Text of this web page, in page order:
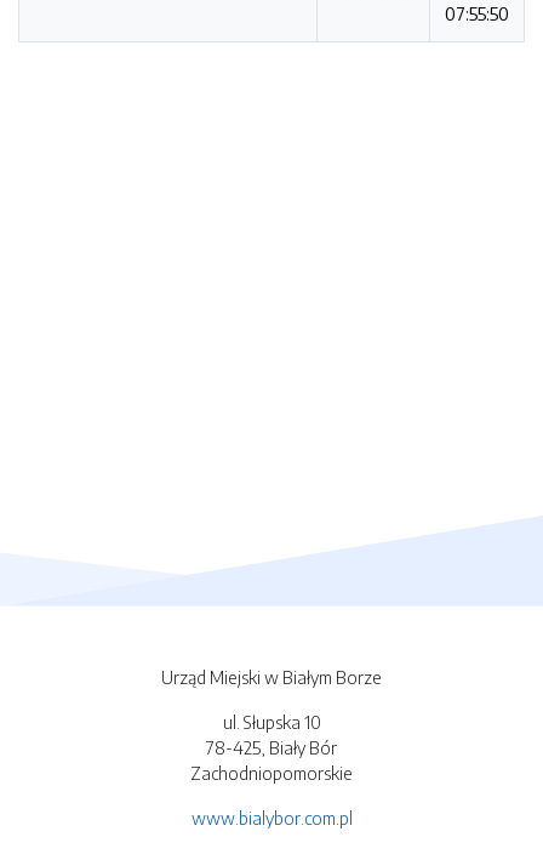
07:55:50
Urząd Miejski w Białym Borze
ul. Słupska 10
78-425, Biały Bór
Zachodniopomorskie
www.bialybor.com.pl